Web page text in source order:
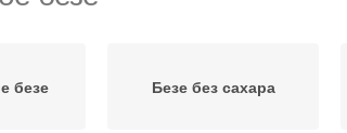
безе Безе без сахара